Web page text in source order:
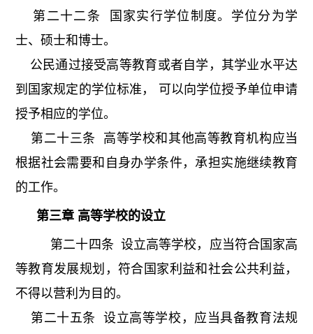
第二十二条 国家实行学位制度。学位分为学
士、硕士和博士。
公民通过接受高等教育或者自学，其学业水平达
到国家规定的学位标准， 可以向学位授予单位申请
授予相应的学位。
第二十三条 高等学校和其他高等教育机构应当
根据社会需要和自身办学条件，承担实施继续教育
的工作。
第三章 高等学校的设立
第二十四条 设立高等学校，应当符合国家高
等教育发展规划，符合国家利益和社会公共利益，
不得以营利为目的。
第二十五条 设立高等学校，应当具备教育法规